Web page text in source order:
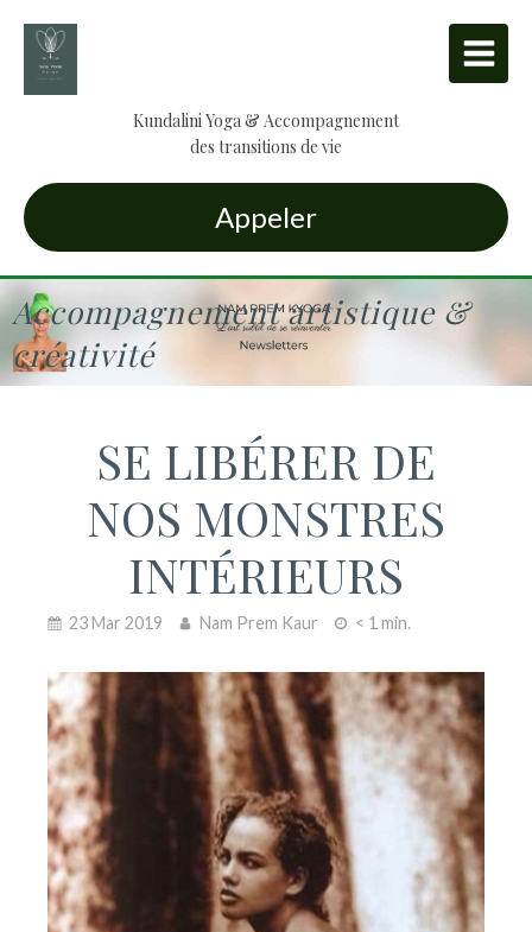
Kundalini Yoga & Accompagnement
des transitions de vie
Appeler
Accompagnement artistique &
créativité
SE LIBÉRER DE
NOS MONSTRES
INTÉRIEURS
23 Mar 2019 Nam Prem Kaur < 1 min.